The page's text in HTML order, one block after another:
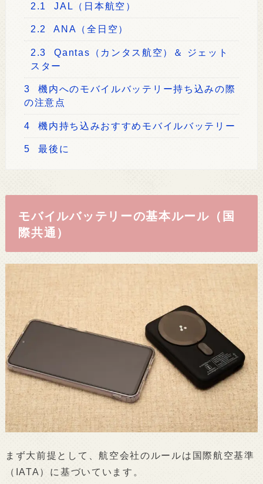
2.1 JAL（日本航空）
2.2 ANA（全日空）
2.3
Qantas（カンタス航空）＆ ジェット
スター
3
機内へのモバイルバッテリー持ち込みの際
の注意点
4 機内持ち込みおすすめモバイルバッテリー
5 最後に
モバイルバッテリーの基本ルール（国
際共通）
まず大前提として、航空会社のルールは国際航空基準
（IATA）に基づいています。